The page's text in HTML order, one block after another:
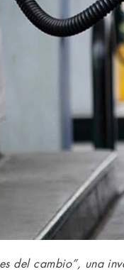
del cambio”, una